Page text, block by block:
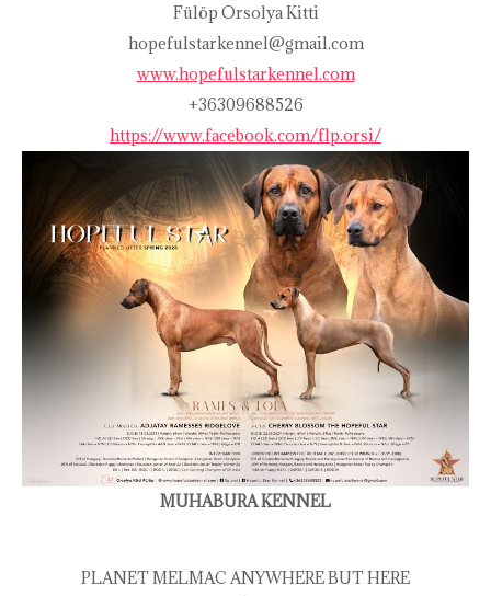
Fülöp Orsolya Kitti
hopefulstarkennel@gmail.com
www.hopefulstarkennel.com
+36309688526
https://www.facebook.com/flp.orsi/
MUHABURA KENNEL
PLANET MELMAC ANYWHERE BUT HERE